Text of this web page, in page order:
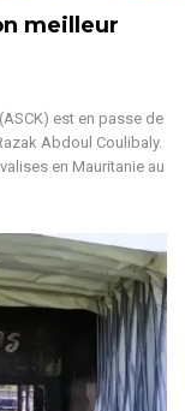
meilleur
est en passe de
Abdoul Coulibaly.
en Mauritanie au